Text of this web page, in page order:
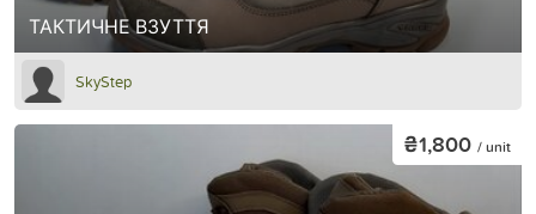
ТАКТИЧНЕ ВЗУТТЯ
SkyStep
₴1,800 / unit